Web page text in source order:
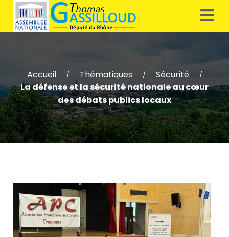
Accueil / Thématiques / Sécurité /
La défense et la sécurité nationale au cœur
des débats publics locaux